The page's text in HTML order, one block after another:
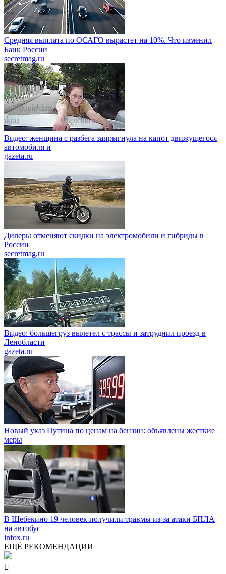
Средняя выплата по ОСАГО вырастет на 10%. Что изменил
Банк России
secretmag.ru
Видео: женщина с разбега запрыгнула на капот движущегося
автомобиля и
gazeta.ru
Дилеры отменяют скидки на электромобили и гибриды в
России
secretmag.ru
Видео: большегруз вылетел с трассы и затруднил проезд в
Ленобласти
gazeta.ru
Новый указ Путина по ценам на бензин: объявлены жесткие
меры
В Шебекино 19 человек получили травмы из-за атаки БПЛА
на автобус
infox.ru
ЕЩЁ РЕКОМЕНДАЦИИ
